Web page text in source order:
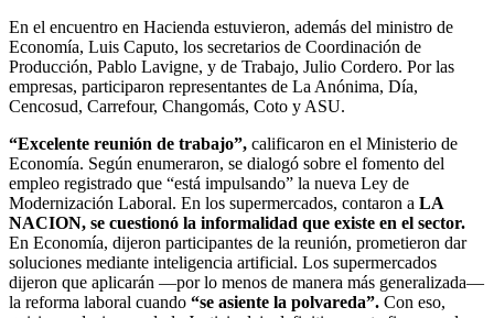
En el encuentro en Hacienda estuvieron, además del ministro de
Economía, Luis Caputo, los secretarios de Coordinación de
Producción, Pablo Lavigne, y de Trabajo, Julio Cordero. Por las
empresas, participaron representantes de La Anónima, Día,
Cencosud, Carrefour, Changomás, Coto y ASU.
“Excelente reunión de trabajo”, calificaron en el Ministerio de
Economía. Según enumeraron, se dialogó sobre el fomento del
empleo registrado que “está impulsando” la nueva Ley de
Modernización Laboral. En los supermercados, contaron a LA
NACION, se cuestionó la informalidad que existe en el sector.
En Economía, dijeron participantes de la reunión, prometieron dar
soluciones mediante inteligencia artificial. Los supermercados
dijeron que aplicarán —por lo menos de manera más generalizada—
la reforma laboral cuando “se asiente la polvareda”. Con eso,